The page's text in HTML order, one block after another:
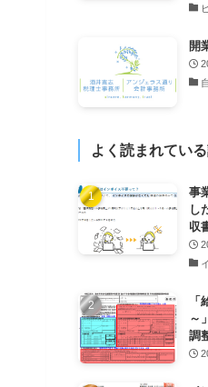
開
よく読まれてい
事
し
収
～
調